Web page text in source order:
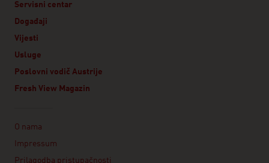
Servisni centar
Događaji
Vijesti
Usluge
Poslovni vodič Austrije
Fresh View Magazin
O nama
Impressum
Prilagodba pristupačnosti